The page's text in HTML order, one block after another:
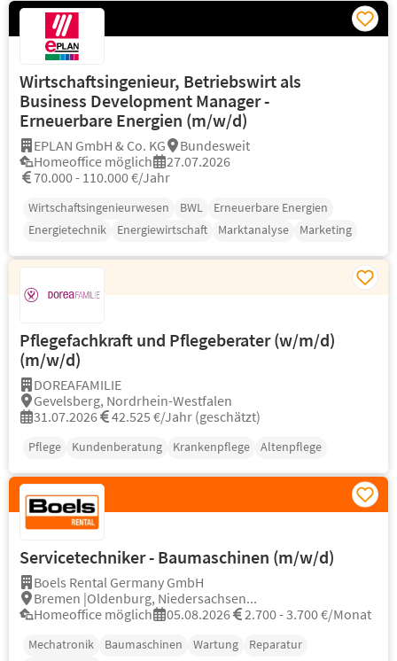
Wirtschaftsingenieur, Betriebswirt als
Business Development Manager -
Erneuerbare Energien (m/w/d)
EPLAN GmbH & Co. KG
Bundesweit
Homeoffice möglich
27.07.2026
70.000 - 110.000 €/Jahr
Wirtschaftsingenieurwesen BWL
Erneuerbare Energien
Energietechnik
Energiewirtschaft Marktanalyse Marketing
Pflegefachkraft und Pflegeberater (w/m/d)
(m/w/d)
DOREAFAMILIE
Gevelsberg, Nordrhein-Westfalen
31.07.2026
42.525 €/Jahr (geschätzt)
Pflege Kundenberatung Krankenpflege Altenpflege
Servicetechniker - Baumaschinen (m/w/d)
Boels Rental Germany GmbH
Bremen |Oldenburg, Niedersachsen...
Homeoffice möglich
05.08.2026 2.700 - 3.700 €/Monat
Mechatronik Baumaschinen Wartung
Reparatur